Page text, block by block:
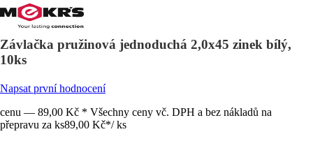
Závlačka pružinová jednoduchá 2,0x45 zinek bílý,
10ks
Napsat první hodnocení
cenu — 89,00 Kč * Všechny ceny vč. DPH a bez nákladů na
přepravu za ks89,00 Kč*/ ks